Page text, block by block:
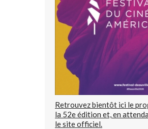
Retrouvez bientôt ici le
la 52e édition et, en
le site officiel.